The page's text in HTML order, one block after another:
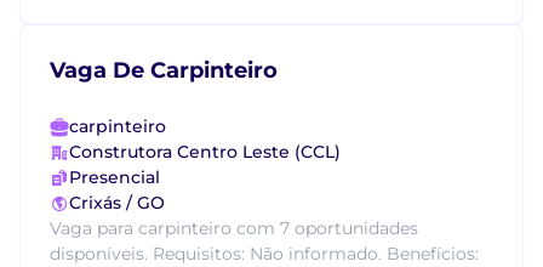
Vaga De Carpinteiro
carpinteiro
Construtora Centro Leste (CCL)
Presencial
Crixás / GO
Vaga para carpinteiro com 7 oportunidades
disponíveis. Requisitos: Não informado. Benefícios: